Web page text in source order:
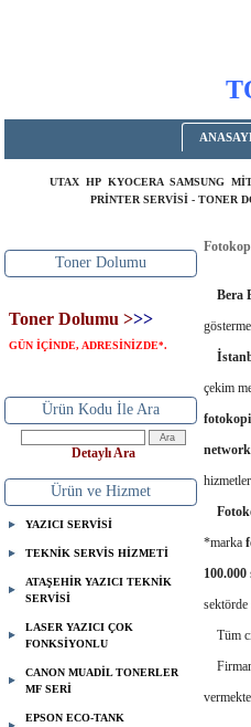
UTAX HP KYOCERA SAMSUNG
PRİNTER SERVİSİ - TONER
Toner Dolumu
Toner Dolumu >>>
GÜN İÇİNDE, ADRESİNİZDE*.
Ürün Kodu İle Ara
Detaylı Ara
Ürün ve Hizmet
YAZICI SERVİSİ
TEKNİK SERVİS HİZMETİ
ATAŞEHİR YAZICI TEKNİK
SERVİSİ
LASER YAZICI ÇOK
FONKSİYONLU
CANON MUADİL TONERLER
MF SERİ
EPSON ECO-TANK
Bera
çekim
fotokopi
*marka
100.000
sektörde
Tüm